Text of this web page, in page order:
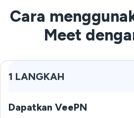
Cara
Meet
1 LANGKAH
Dapatkan VeePN